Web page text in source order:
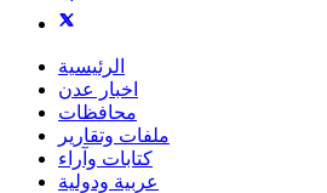
الرئيسية
اخبار عدن
محافظات
ملفات وتقارير
كتابات وآراء
عربية ودولية